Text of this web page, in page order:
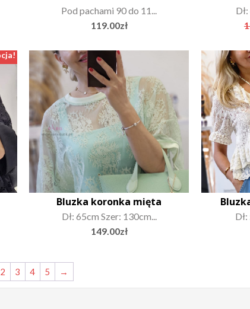
Pod pachami 90 do 11...
119.00zł
Bluzka koronka mięta
Dł: 65cm Szer: 130cm...
149.00zł
2 3 4 5 →